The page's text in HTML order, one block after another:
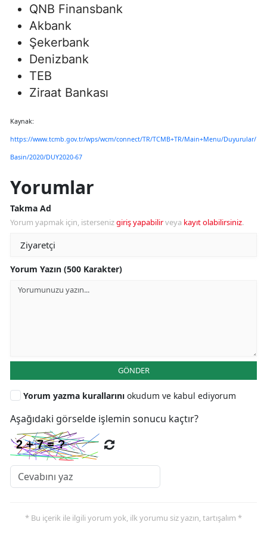
QNB Finansbank
Akbank
Şekerbank
Denizbank
TEB
Ziraat Bankası
Kaynak:
https://www.tcmb.gov.tr/wps/wcm/connect/TR/TCMB+TR/Main+Menu/Duyurular/
Basin/2020/DUY2020-67
Yorumlar
Takma Ad
Yorum yapmak için, istersenizgiriş yapabilirveya kayıt olabilirsiniz.
Yorum Yazın (500 Karakter)
GÖNDER
Yorum yazma kurallarını okudum ve kabul ediyorum
Aşağıdaki görselde işlemin sonucu kaçtır?
* Bu içerik ile ilgili yorum yok, ilk yorumu siz yazın, tartışalım *